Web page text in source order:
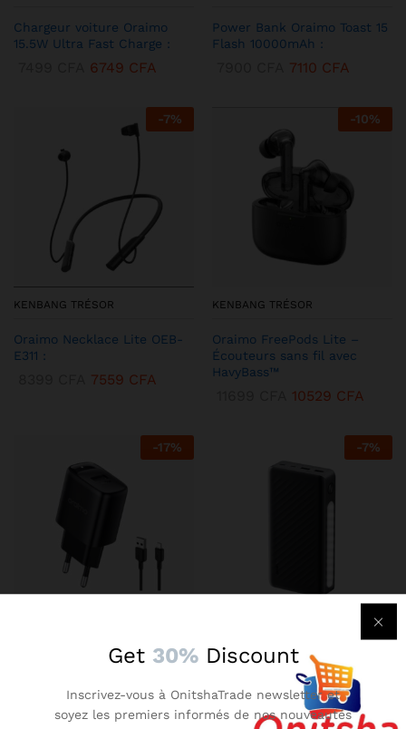
Chargeur voiture Oraimo
15.5W Ultra Fast Charge :
6749 CFA
Power Bank Oraimo Toast 15
Flash 10000mAh :
7110 CFA
-7%
KENBANG TRÉSOR
Oraimo Necklace Lite OEB-
E311 :
7559 CFA
-10%
KENBANG TRÉSOR
Oraimo FreePods Lite –
Écouteurs sans fil avec
HavyBass™
10529 CFA
-17%
Chargeur Mural Oraimo 2A –
AniFast™
2899CFA 2609CFA
-7%
Oraimo Traveler 3 Lit –
Batterie Externe 27000 mAh
Ultra-Puissante
14899CFA 13409CFA
Get 30% Discount
Inscrivez-vous à OnitshaTrade newsletter et
soyez les premiers informés de nos nouveautés